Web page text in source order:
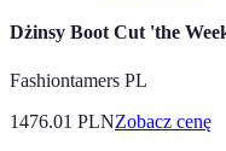
Dżinsy Boot Cut 'the
Fashiontamers PL
1476.01 PLNZobacz cenę